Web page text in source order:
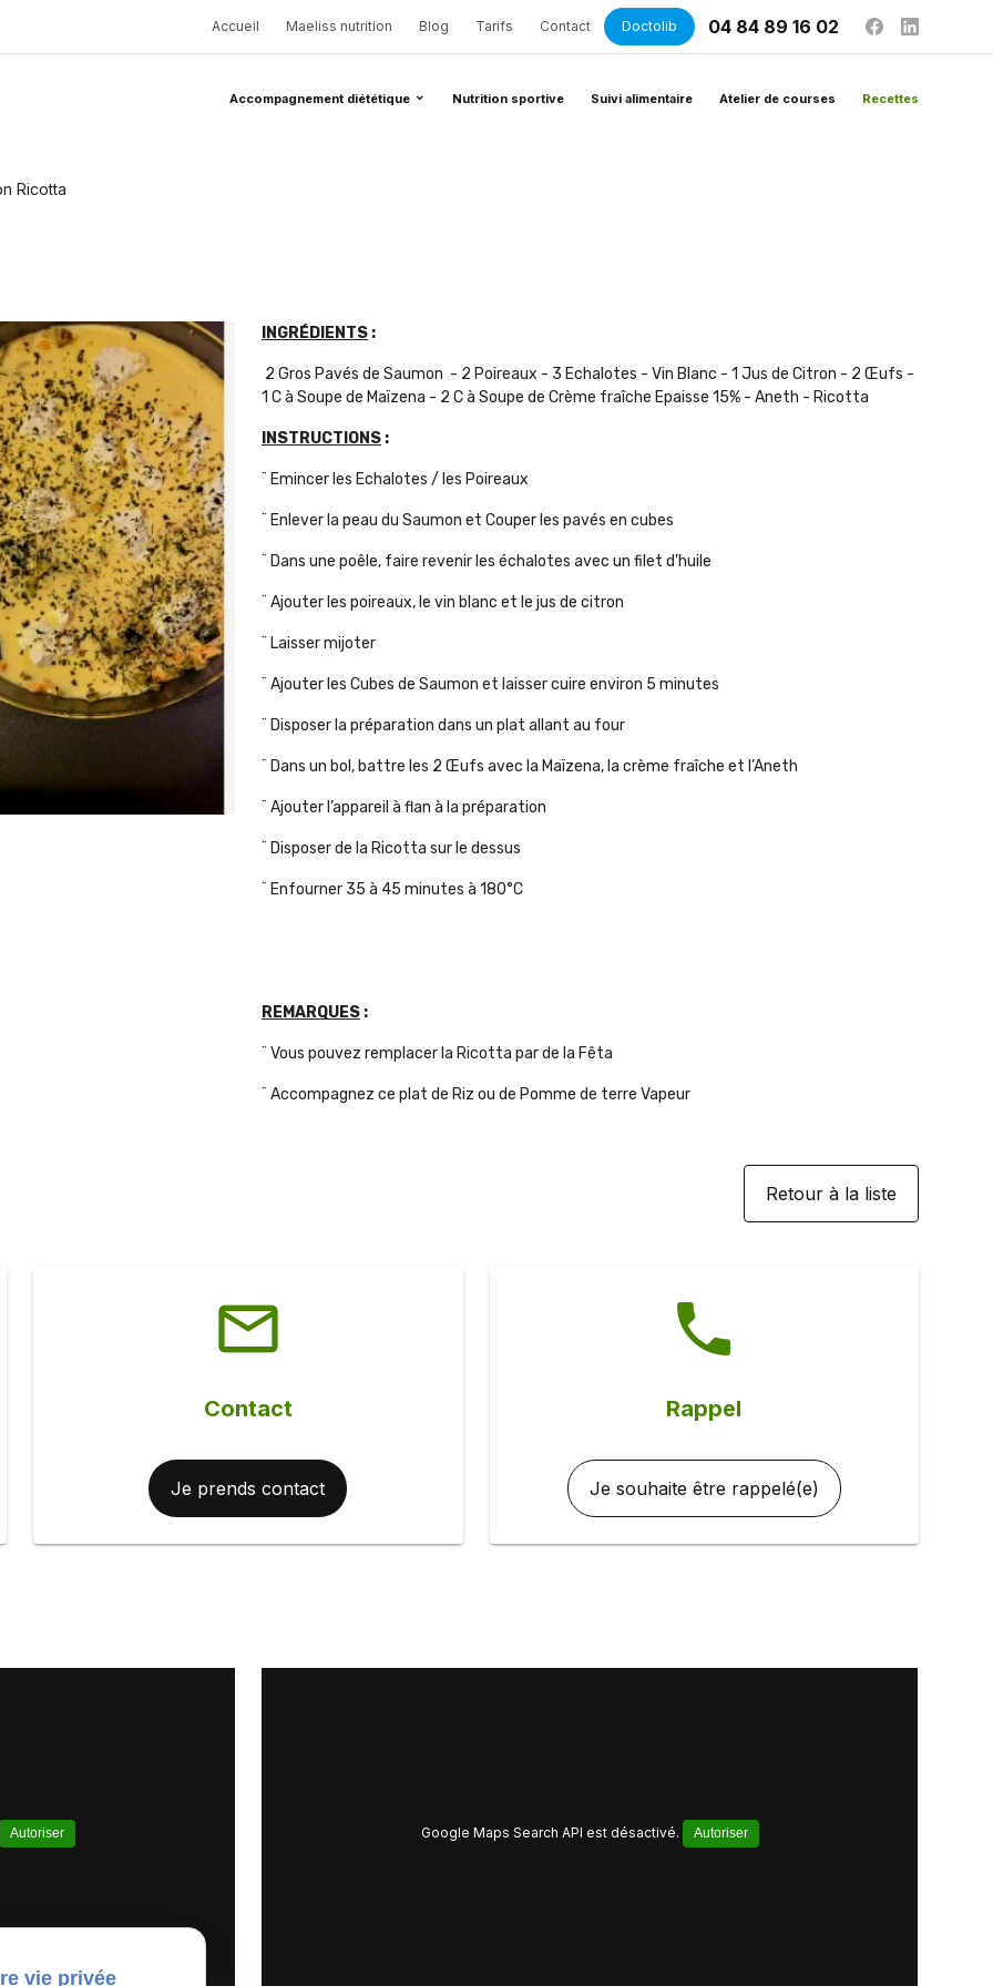
Accueil Maeliss nutrition Blog Tarifs Contact Doctolib 04 84 89 16 02
Accompagnement diététique Nutrition sportive Suivi alimentaire Atelier de courses Recettes
Ricotta
INGRÉDIENTS :
2 Gros Pavés de Saumon - 2 Poireaux - 3 Echalotes - Vin Blanc - 1 Jus de Citron - 2 Œufs -
1 C à Soupe de Maïzena - 2 C à Soupe de Crème fraîche Epaisse 15% - Aneth - Ricotta
INSTRUCTIONS :
¨ Emincer les Echalotes / les Poireaux
¨ Enlever la peau du Saumon et Couper les pavés en cubes
¨ Dans une poêle, faire revenir les échalotes avec un filet d’huile
¨ Ajouter les poireaux, le vin blanc et le jus de citron
¨ Laisser mijoter
¨ Ajouter les Cubes de Saumon et laisser cuire environ 5 minutes
¨ Disposer la préparation dans un plat allant au four
¨ Dans un bol, battre les 2 Œufs avec la Maïzena, la crème fraîche et l’Aneth
¨ Ajouter l’appareil à flan à la préparation
¨ Disposer de la Ricotta sur le dessus
¨ Enfourner 35 à 45 minutes à 180°C
REMARQUES :
¨ Vous pouvez remplacer la Ricotta par de la Fêta
¨ Accompagnez ce plat de Riz ou de Pomme de terre Vapeur
Retour à la liste
mail_outline
Contact
Je prends contact
phone
Rappel
Je souhaite être rappelé(e)
Autoriser Google Maps Search API est désactivé. Autoriser
vie privée